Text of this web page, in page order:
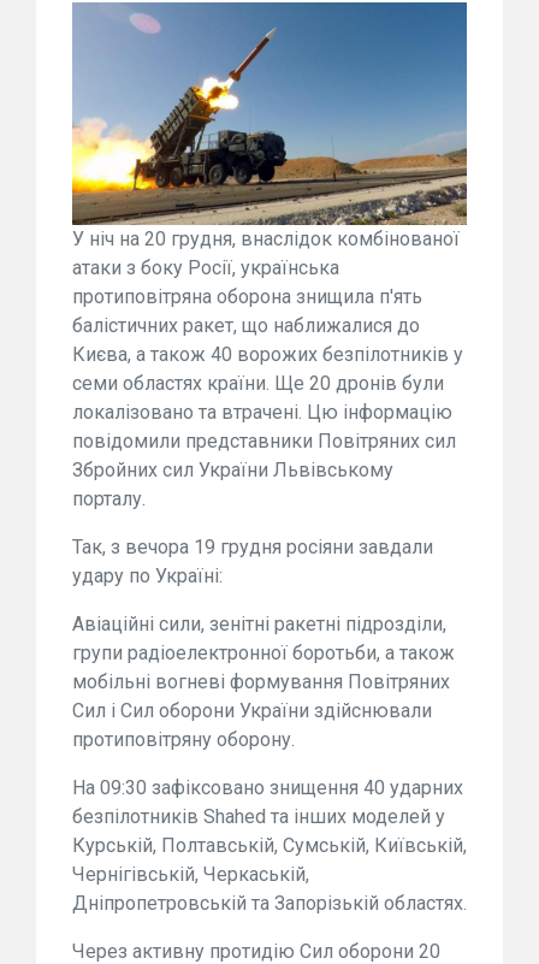
У ніч на 20 грудня, внаслідок комбінованої
атаки з боку Росії, українська
протиповітряна оборона знищила п'ять
балістичних ракет, що наближалися до
Києва, а також 40 ворожих безпілотників у
семи областях країни. Ще 20 дронів були
локалізовано та втрачені. Цю інформацію
повідомили представники Повітряних сил
Збройних сил України Львівському
порталу.
Так, з вечора 19 грудня росіяни завдали
удару по Україні:
Авіаційні сили, зенітні ракетні підрозділи,
групи радіоелектронної боротьби, а також
мобільні вогневі формування Повітряних
Сил і Сил оборони України здійснювали
протиповітряну оборону.
На 09:30 зафіксовано знищення 40 ударних
безпілотників Shahed та інших моделей у
Курській, Полтавській, Сумській, Київській,
Чернігівській, Черкаській,
Дніпропетровській та Запорізькій областях.
Через активну протидію Сил оборони 20